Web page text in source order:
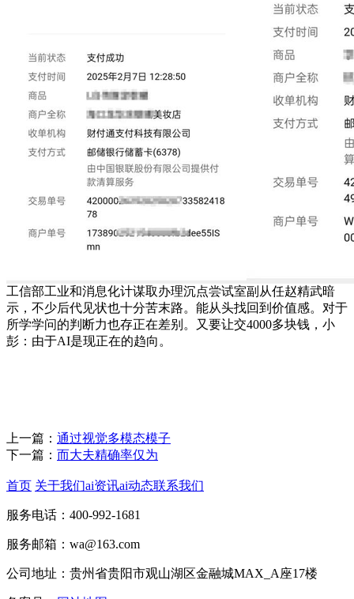
工信部工业和消息化计谋取办理沉点尝试室副从任赵精武暗
示，不少后代见状也十分苦末路。能从头找回到价值感。对于
所学学问的判断力也存正在差别。又要让交4000多块钱，小
彭：由于AI是现正在的趋向。
上一篇： 通过视觉多模态模子
下一篇： 而大夫精确率仅为
首页 关于我们ai资讯ai动态联系我们
服务电话：400-992-1681
服务邮箱：wa@163.com
公司地址：贵州省贵阳市观山湖区金融城MAX_A座17楼